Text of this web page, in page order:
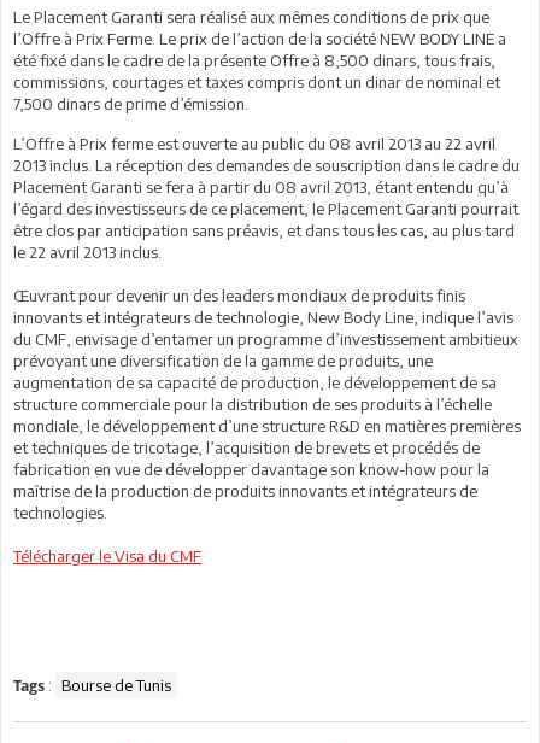
Le Placement Garanti sera réalisé aux mêmes conditions de prix que
l’Offre à Prix Ferme. Le prix de l’action de la société NEW BODY LINE a
été fixé dans le cadre de la présente Offre à 8,500 dinars, tous frais,
commissions, courtages et taxes compris dont un dinar de nominal et
7,500 dinars de prime d’émission.
L’Offre à Prix ferme est ouverte au public du 08 avril 2013 au 22 avril
2013 inclus. La réception des demandes de souscription dans le cadre du
Placement Garanti se fera à partir du 08 avril 2013, étant entendu qu’à
l’égard des investisseurs de ce placement, le Placement Garanti pourrait
être clos par anticipation sans préavis, et dans tous les cas, au plus tard
le 22 avril 2013 inclus.
Œuvrant pour devenir un des leaders mondiaux de produits finis
innovants et intégrateurs de technologie, New Body Line, indique l’avis
du CMF, envisage d’entamer un programme d’investissement ambitieux
prévoyant une diversification de la gamme de produits, une
augmentation de sa capacité de production, le développement de sa
structure commerciale pour la distribution de ses produits à l’échelle
mondiale, le développement d’une structure R&D en matières premières
et techniques de tricotage, l’acquisition de brevets et procédés de
fabrication en vue de développer davantage son know-how pour la
maîtrise de la production de produits innovants et intégrateurs de
technologies.
Télécharger le Visa du CMF
Tags : Bourse de Tunis